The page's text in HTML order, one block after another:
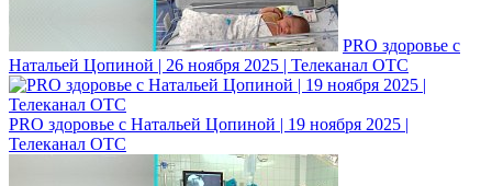
PRO здоровье с
Натальей Цопиной | 26 ноября 2025 | Телеканал ОТС
PRO здоровье с Натальей Цопиной | 19 ноября 2025 |
Телеканал ОТС